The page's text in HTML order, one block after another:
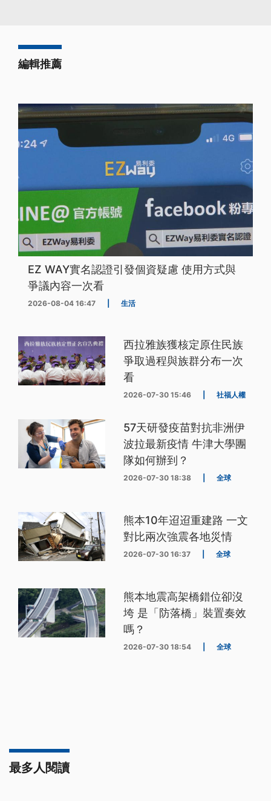
編輯推薦
EZ WAY實名認證引發個資疑慮 使用方式與
爭議內容一次看
2026-08-04 16:47 生活
西拉雅族獲核定原住民族
爭取過程與族群分布一次
看
2026-07-30 15:46 社福人權
57天研發疫苗對抗非洲伊
波拉最新疫情 牛津大學團
隊如何辦到？
2026-07-30 18:38 全球
熊本10年迢迢重建路 一文
對比兩次強震各地災情
2026-07-30 16:37 全球
熊本地震高架橋錯位卻沒
垮 是「防落橋」裝置奏效
嗎？
2026-07-30 18:54 全球
最多人閱讀